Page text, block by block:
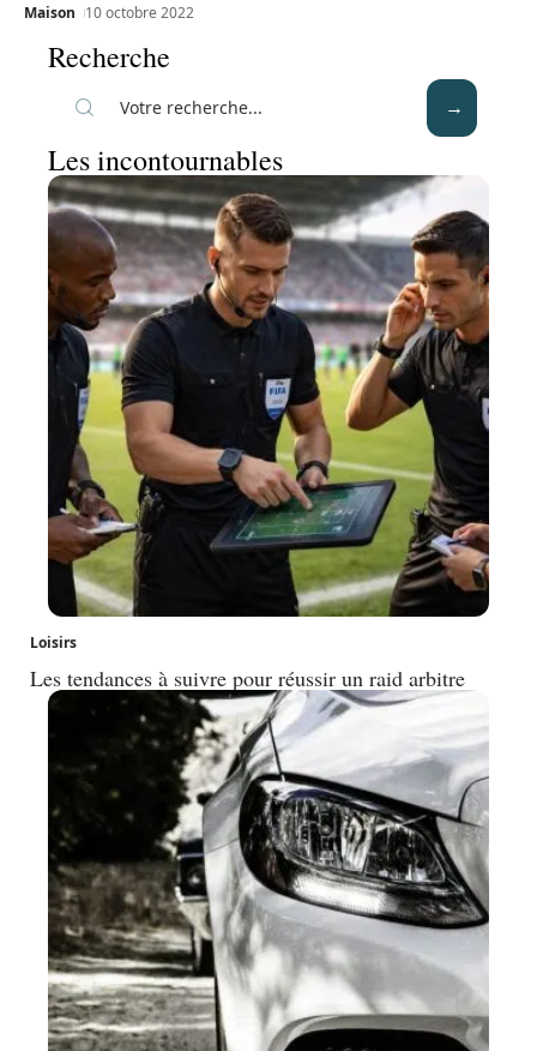
Maison 10 octobre 2022
Recherche
Les incontournables
Loisirs
Les tendances à suivre pour réussir un raid arbitre